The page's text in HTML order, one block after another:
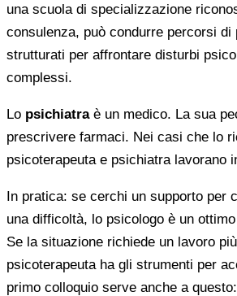
una scuola di specializzazione
consulenza, può condurre percorsi di
strutturati per affrontare disturbi
complessi.
Lo psichiatraè un medico. La sua
prescrivere farmaci. Nei casi che lo
psicoterapeuta e psichiatra lavorano
In pratica: se cerchi un supporto per
una difficoltà, lo psicologo è un
Se la situazione richiede un lavoro
psicoterapeuta ha gli strumenti per
primo colloquio serve anche a